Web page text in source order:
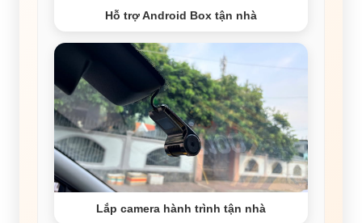
Hỗ trợ Android Box tận nhà
Lắp camera hành trình tận nhà